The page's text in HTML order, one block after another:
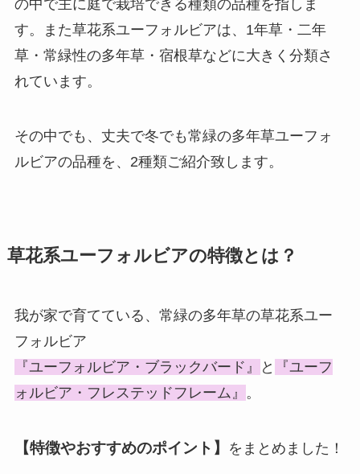
の中で主に庭で栽培できる種類の品種を指しま
す。また草花系ユーフォルビアは、1年草・二年
草・常緑性の多年草・宿根草などに大きく分類さ
れています。
その中でも、丈夫で冬でも常緑の多年草ユーフォ
ルビアの品種を、2種類ご紹介致します。
草花系ユーフォルビアの特徴とは？
我が家で育てている、常緑の多年草の草花系ユー
フォルビア
『ユーフォルビア・ブラックバード』
と
『ユーフ
ォルビア・フレステッドフレーム』
。
【特徴やおすすめのポイント】 をまとめました！